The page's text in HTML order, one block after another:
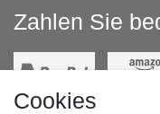
Zahlen Sie
Cookies